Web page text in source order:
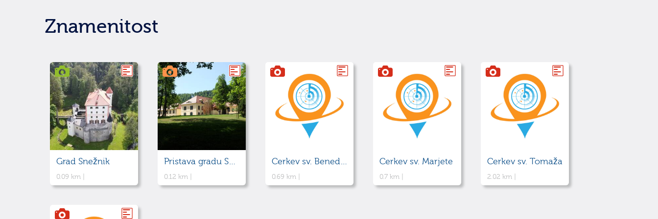
Znamenitost
Grad Snežnik
0.09 km |
Pristava gradu Snežnik
0.12 km |
Cerkev sv. Benedikta
0.69 km |
Cerkev sv. Marjete
0.7 km |
Cerkev sv. Tomaža
2.02 km |